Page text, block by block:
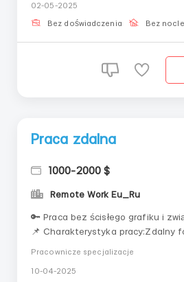
Wsparcie mentorów na każdym
przegap okazji – skontaktuj się z
02-05-2025
Bez doświadczenia Bez
Praca zdalna
1000-2000 $
Remote Work Eu_Ru
🔑 Praca bez ścisłego grafiku i
📌 Charakterystyka pracy:Zdalny
pracyElastyczny grafik i możliwość
wsparcie na każdym etapie🚀 Nie
Pracownicze specjalizacje
10-04-2025